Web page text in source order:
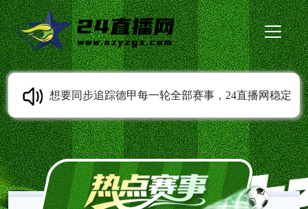
想要同步追踪德甲每一轮全部赛事，24直播网稳定
提供德甲直播服务。免费无插件高清直播随时可以
观看，多条线路灵活切换。平台持续同步赛程变动